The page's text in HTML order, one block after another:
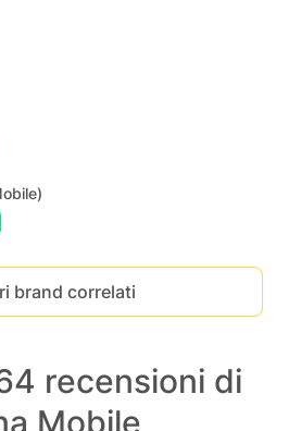
brand correlati
recensioni di
Mobile